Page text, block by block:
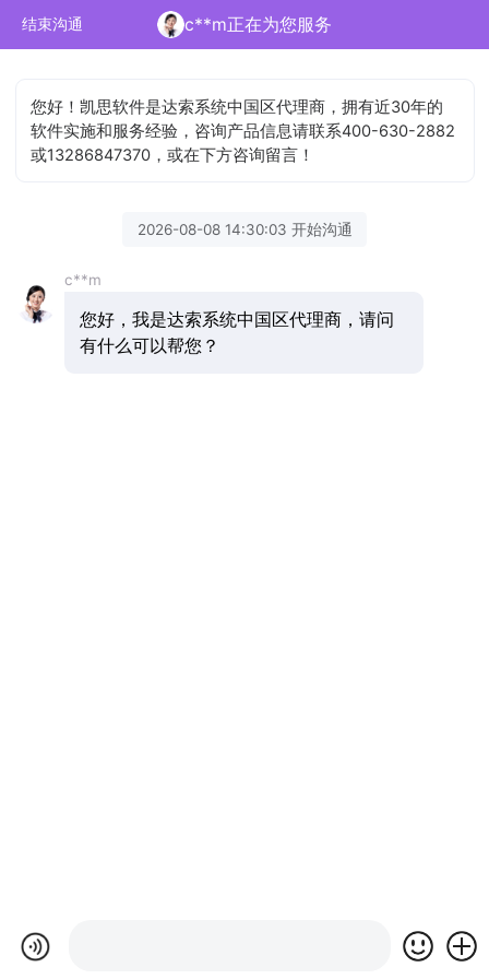
结束沟通 c**m正在为您服务
您好！凯思软件是达索系统中国区代理商，拥有近30年的
软件实施和服务经验，咨询产品信息请联系400-630-2882
或13286847370，或在下方咨询留言！
2026-08-08 14:30:03 开始沟通
c**m
您好，我是达索系统中国区代理商，请问
有什么可以帮您？